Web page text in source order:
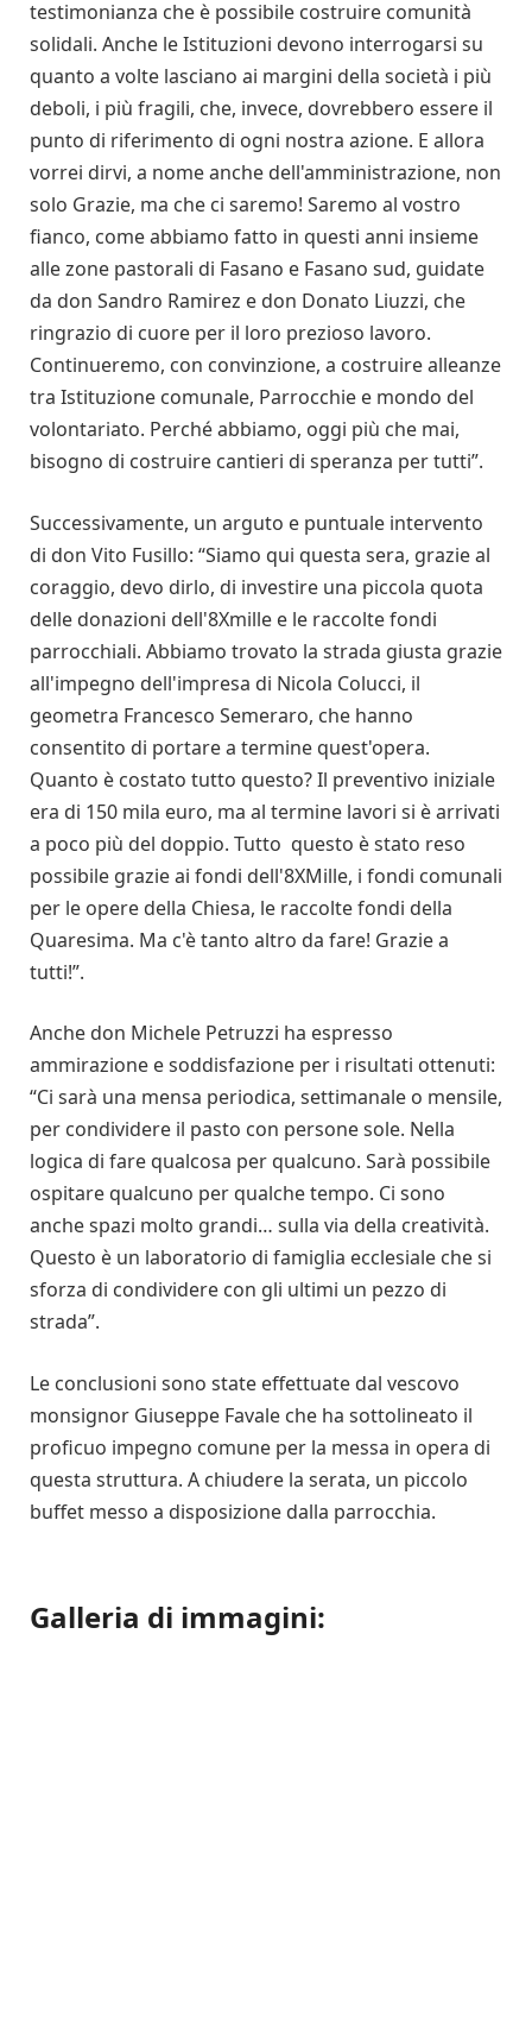
testimonianza che è possibile costruire comunità
solidali. Anche le Istituzioni devono interrogarsi su
quanto a volte lasciano ai margini della società i più
deboli, i più fragili, che, invece, dovrebbero essere il
punto di riferimento di ogni nostra azione. E allora
vorrei dirvi, a nome anche dell'amministrazione, non
solo Grazie, ma che ci saremo! Saremo al vostro
fianco, come abbiamo fatto in questi anni insieme
alle zone pastorali di Fasano e Fasano sud, guidate
da don Sandro Ramirez e don Donato Liuzzi, che
ringrazio di cuore per il loro prezioso lavoro.
Continueremo, con convinzione, a costruire alleanze
tra Istituzione comunale, Parrocchie e mondo del
volontariato. Perché abbiamo, oggi più che mai,
bisogno di costruire cantieri di speranza per tutti”.
Successivamente, un arguto e puntuale intervento
di don Vito Fusillo: “Siamo qui questa sera, grazie al
coraggio, devo dirlo, di investire una piccola quota
delle donazioni dell'8Xmille e le raccolte fondi
parrocchiali. Abbiamo trovato la strada giusta grazie
all'impegno dell'impresa di Nicola Colucci, il
geometra Francesco Semeraro, che hanno
consentito di portare a termine quest'opera.
Quanto è costato tutto questo? Il preventivo iniziale
era di 150 mila euro, ma al termine lavori si è arrivati
a poco più del doppio. Tutto questo è stato reso
possibile grazie ai fondi dell'8XMille, i fondi comunali
per le opere della Chiesa, le raccolte fondi della
Quaresima. Ma c'è tanto altro da fare! Grazie a
tutti!”.
Anche don Michele Petruzzi ha espresso
ammirazione e soddisfazione per i risultati ottenuti:
“Ci sarà una mensa periodica, settimanale o mensile,
per condividere il pasto con persone sole. Nella
logica di fare qualcosa per qualcuno. Sarà possibile
ospitare qualcuno per qualche tempo. Ci sono
anche spazi molto grandi… sulla via della creatività.
Questo è un laboratorio di famiglia ecclesiale che si
sforza di condividere con gli ultimi un pezzo di
strada”.
Le conclusioni sono state effettuate dal vescovo
monsignor Giuseppe Favale che ha sottolineato il
proficuo impegno comune per la messa in opera di
questa struttura. A chiudere la serata, un piccolo
buffet messo a disposizione dalla parrocchia.
Galleria di immagini: